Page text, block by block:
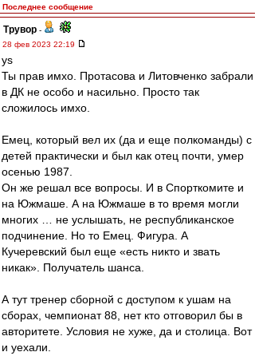
Последнее сообщение
Трувор -
28 фев 2023 22:19
ys
Ты прав имхо. Протасова и Литовченко забрали
в ДК не особо и насильно. Просто так
сложилось имхо.
Емец, который вел их (да и еще полкоманды) с
детей практически и был как отец почти, умер
осенью 1987.
Он же решал все вопросы. И в Спорткомите и
на Южмаше. А на Южмаше в то время могли
многих … не услышать, не республиканское
подчинение. Но то Емец. Фигура. А
Кучеревский был еще «есть никто и звать
никак». Получатель шанса.
А тут тренер сборной с доступом к ушам на
сборах, чемпионат 88, нет кто отговорил бы в
авторитете. Условия не хуже, да и столица. Вот
и уехали.